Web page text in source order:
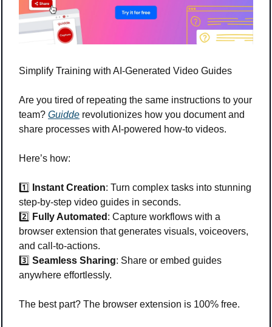
Simplify Training with AI-Generated Video Guides
Are you tired of repeating the same instructions to your
team? Guidde revolutionizes how you document and
share processes with AI-powered how-to videos.
Here’s how:
1️⃣ Instant Creation: Turn complex tasks into stunning
step-by-step video guides in seconds.
2️⃣ Fully Automated : Capture workflows with a
browser extension that generates visuals, voiceovers,
and call-to-actions.
3️⃣ Seamless Sharing: Share or embed guides
anywhere effortlessly.
The best part? The browser extension is 100% free.